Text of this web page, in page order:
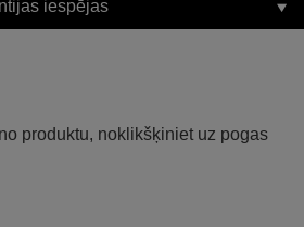
iespējas
produktu, noklikšķiniet uz pogas